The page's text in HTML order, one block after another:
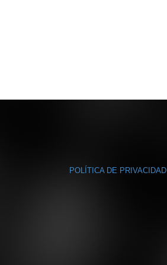
POLÍTICA DE PRIVACIDAD